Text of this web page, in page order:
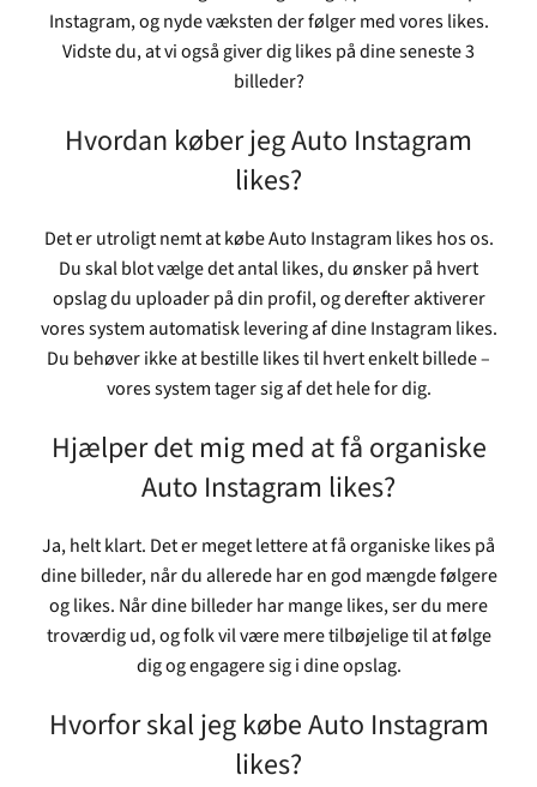
Instagram, og nyde væksten der følger med vores likes.
Vidste du, at vi også giver dig likes på dine seneste 3
billeder?
Hvordan køber jeg Auto Instagram
likes?
Det er utroligt nemt at købe Auto Instagram likes hos os.
Du skal blot vælge det antal likes, du ønsker på hvert
opslag du uploader på din profil, og derefter aktiverer
vores system automatisk levering af dine Instagram likes.
Du behøver ikke at bestille likes til hvert enkelt billede –
vores system tager sig af det hele for dig.
Hjælper det mig med at få organiske
Auto Instagram likes?
Ja, helt klart. Det er meget lettere at få organiske likes på
dine billeder, når du allerede har en god mængde følgere
og likes. Når dine billeder har mange likes, ser du mere
troværdig ud, og folk vil være mere tilbøjelige til at følge
dig og engagere sig i dine opslag.
Hvorfor skal jeg købe Auto Instagram
likes?